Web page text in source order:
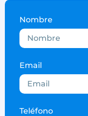
Nombre
Email
Teléfono